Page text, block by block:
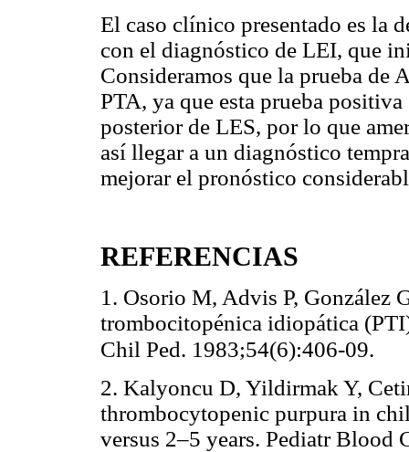
El caso clínico presentado es la
con el diagnóstico de LEI, que
Consideramos que la prueba de
PTA, ya que esta prueba
posterior de LES, por lo que
así llegar a un diagnóstico
mejorar el pronóstico
REFERENCIAS
1. Osorio M, Advis P, González
trombocitopénica idiopática
Chil Ped. 1983;54(6):406-09.
2. Kalyoncu D, Yildirmak Y,
thrombocytopenic purpura in
versus 2–5 years. Pediatr Blood